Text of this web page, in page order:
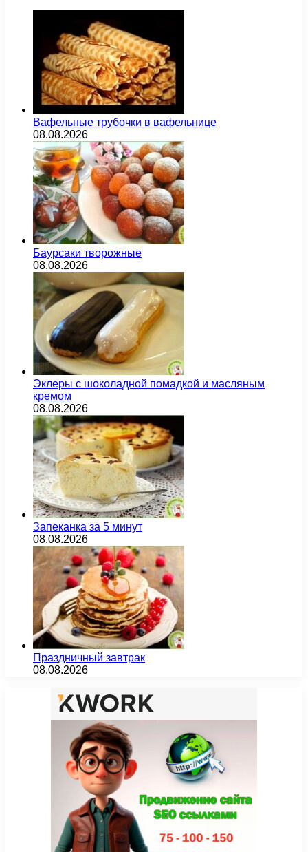
Вафельные трубочки в вафельнице
08.08.2026
Баурсаки творожные
08.08.2026
Эклеры с шоколадной помадкой и масляным
кремом
08.08.2026
Запеканка за 5 минут
08.08.2026
Праздничный завтрак
08.08.2026